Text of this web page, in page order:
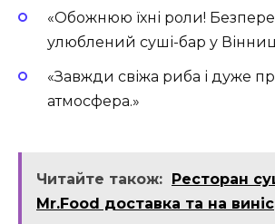
«Обожнюю їхні роли!
улюблений суші-бар у
«Завжди свіжа риба і дуже
атмосфера.»
Читайте також: Ресторан
Mr.Food доставка та на виніс